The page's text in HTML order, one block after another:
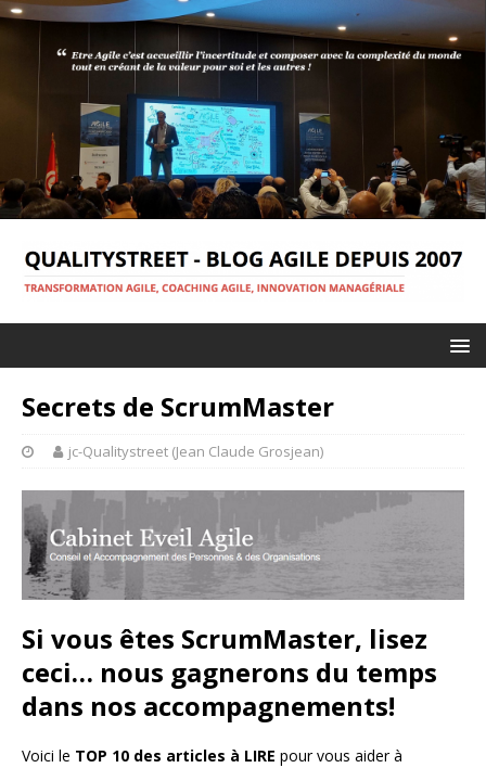
Secrets de ScrumMaster
jc-Qualitystreet (Jean Claude Grosjean)
Si vous êtes ScrumMaster, lisez
ceci… nous gagnerons du temps
dans nos accompagnements!
Voici le TOP 10 des articles à LIRE pour vous aider à